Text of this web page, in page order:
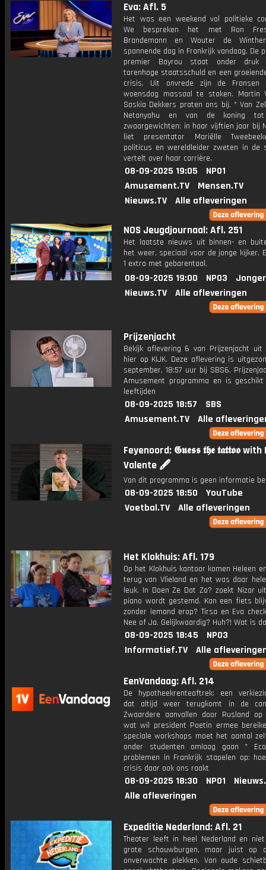
Eva: Afl. 5
Het was een weekend vol politieke
We bespreken het met Ron
Brandemann en Wouter de
spannende dag in Frankrijk vandaag. De
premier Bayrou staat onder druk
torenhoge staatsschuld en een
crisis. Uit onvrede zijn de Fransen
woensdag massaal te staken. Martin
Saskia Dekkers praten ons bij. * Van
Netanyahu en van de koning tot
zwaargewichten: in haar vijftien jaar bij
liet presentator Mariëlle
politicus en wereldleider zweten in de
vertelt over haar carrière.
08-09-2025 19:05
NPO1
Amusement.TV
Mensen.TV
Nieuws.TV
Alle afleveringen
NOS Jeugdjournaal: Afl. 251
Het laatste nieuws uit binnen- en
het weer, speciaal voor de jonge kijker.
1 extra met gebarentaal.
08-09-2025 19:00 NPO3
Nieuws.TV
Alle afleveringen
Prijzenjacht
Bekijk aflevering 6 van Prijzenjacht uit
hier op KIJK. Deze aflevering is
september, 18:57 uur bij SBS6.
Amusement programma en is
leeftijden
08-09-2025 18:57
SBS
Amusement.TV
Alle
Feyenoord: 𝕲𝖚𝖊𝖘𝖘 𝖙𝖍𝖊 𝖙𝖆𝖙𝖙𝖔𝖔
Valente 🖋️
Van dit programma is geen informatie
08-09-2025 18:50
YouTube
Voetbal.TV
Alle afleveringen
Het Klokhuis: Afl. 179
Op het Klokhuis kantoor komen Heleen
terug van Vlieland en het was daar
leuk. In Doen Ze Dat Zo? zoekt Nizar
piano wordt gestemd. Kan een fiets
zonder iemand erop? Tirsa en Eva
Nee of Ja. Gelijkwaardig? Huh?! Wat is
08-09-2025 18:45
NPO3
Informatief.TV
Alle
EenVandaag: Afl. 214
De hypotheekrenteaftrek: een
dat altijd weer terugkomt in de
Zwaardere aanvallen door Rusland op
wat wil president Poetin ermee
speciale workshops moet het aantal
onder studenten omlaag gaan *
problemen in Frankrijk stapelen op:
crisis daar ook ons raakt
08-09-2025 18:30 NPO1
Alle afleveringen
Expeditie Nederland: Afl. 21
Theater leeft in heel Nederland en
grote schouwburgen, maar juist op
onverwachte plekken. Van oude